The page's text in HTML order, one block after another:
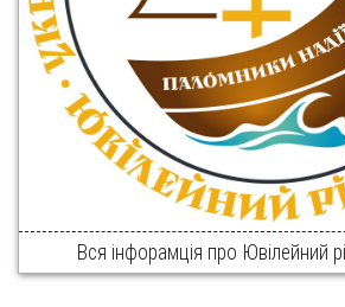
Вся інфорамція про Ювілейний